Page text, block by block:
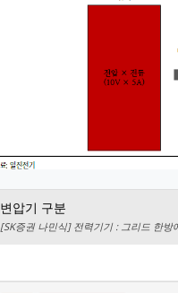
변압기 구분
[SK증권 나민식] 전력기기 : 그리드 한